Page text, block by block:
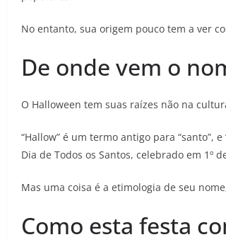
No entanto, sua origem pouco tem a ver
De onde vem o
O Halloween tem suas raízes não na
“Hallow” é um termo antigo para “santo”,
Dia de Todos os Santos, celebrado em 1º
Mas uma coisa é a etimologia de seu
Como esta festa